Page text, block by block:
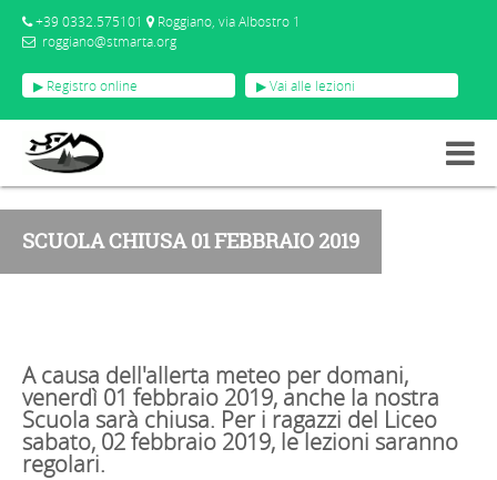
+39 0332.575101
Roggiano, via Albostro 1
roggiano@stmarta.org
▶ Registro online ▶ Vai alle lezioni
EVENTI
SCUOLA CHIUSA 01 FEBBRAIO 2019
A causa dell'allerta meteo per domani,
venerdì 01 febbraio 2019, anche la nostra
Scuola sarà chiusa. Per i ragazzi del Liceo
sabato, 02 febbraio 2019, le lezioni saranno
regolari.